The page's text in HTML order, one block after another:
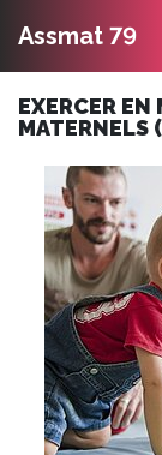
Contenu Aller
Assmat 79
EXERCER
MATERNELS